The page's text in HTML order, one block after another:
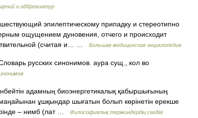
и аббревиатур
эпилептическому припадку и стереотипно
ощущением дуновения, отчего и происходит
(считая и… …
Большая медицинская энциклопедия
русских синонимов. аура сущ., кол во
адамның биоэнергетикалық қабыршығының
ұшқындар шығатын болып көрінетін ерекше
– нимб (лат …
Философиялық терминдердің сөздігі